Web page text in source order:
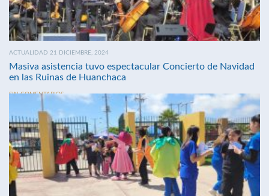
ACTUALIDAD 21 DICIEMBRE, 2024
Masiva asistencia tuvo espectacular Concierto de Navidad
en las Ruinas de Huanchaca
SIN COMENTARIOS